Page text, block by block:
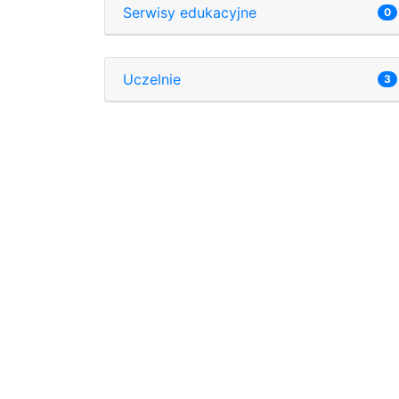
Serwisy edukacyjne 0
Uczelnie 3